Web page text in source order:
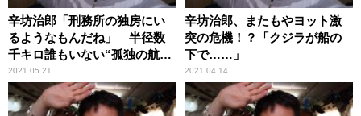
辛坊治郎「刑務所の独房にい
るようなもんだね」 半径数
千キロ誰もいない“孤独の航
海”の心境を太平洋上で語る
2021.05.21
辛坊治郎、またもやヨット激
突の危機！？「クジラが船の
下で……」
2021.04.14